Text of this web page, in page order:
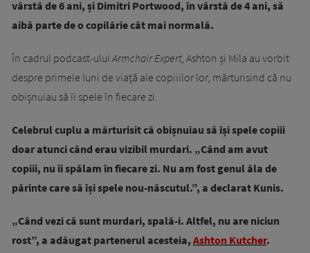
vârstă de 6 ani, și Dimitri Portwood, în vârstă de 4 ani, să
aibă parte de o copilărie cât mai normală.
În cadrul podcast-uluiArmchair Expert, Ashton și Mila au vorbit
despre primele luni de viață ale copiiilor lor, mărturisind că nu
obișnuiau să îi spele în fiecare zi.
Celebrul cuplu a mărturisit că obișnuiau să își spele copiii
doar atunci când erau vizibil murdari. „Când am avut
copiii, nu îi spălam în fiecare zi. Nu am fost genul ăla de
părinte care să își spele nou-născutul.”, a declarat Kunis.
„Când vezi că sunt murdari, spală-i. Altfel, nu are niciun
rost”, a adăugat partenerul acesteia, Ashton Kutcher.